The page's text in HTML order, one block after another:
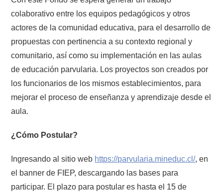
colaborativo entre los equipos pedagógicos y otros
actores de la comunidad educativa, para el desarrollo de
propuestas con pertinencia a su contexto regional y
comunitario, así como su implementación en las aulas
de educación parvularia. Los proyectos son creados por
los funcionarios de los mismos establecimientos, para
mejorar el proceso de enseñanza y aprendizaje desde el
aula.
¿Cómo Postular?
Ingresando al sitio web https://parvularia.mineduc.cl/, en
el banner de FIEP, descargando las bases para
participar. El plazo para postular es hasta el 15 de